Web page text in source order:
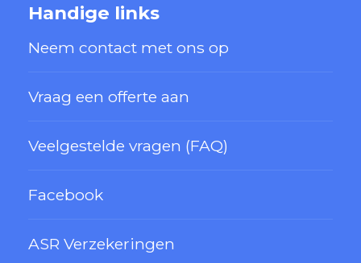
Handige links
Neem contact met ons op
Vraag een offerte aan
Veelgestelde vragen (FAQ)
Facebook
ASR Verzekeringen